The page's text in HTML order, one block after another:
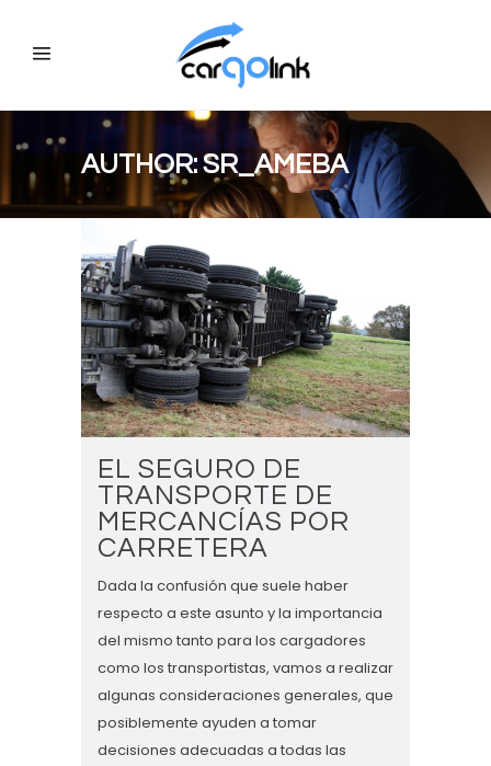
AUTHOR: SR_AMEBA
EL SEGURO DE
TRANSPORTE DE
MERCANCÍAS POR
CARRETERA
Dada la confusión que suele haber
respecto a este asunto y la importancia
del mismo tanto para los cargadores
como los transportistas, vamos a realizar
algunas consideraciones generales, que
posiblemente ayuden a tomar
decisiones adecuadas a todas las